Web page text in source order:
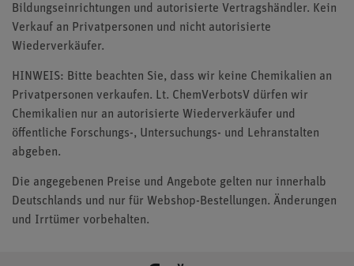
Bildungseinrichtungen und autorisierte Vertragshändler. Kein
Verkauf an Privatpersonen und nicht autorisierte
Wiederverkäufer.
HINWEIS: Bitte beachten Sie, dass wir keine Chemikalien an
Privatpersonen verkaufen. Lt. ChemVerbotsV dürfen wir
Chemikalien nur an autorisierte Wiederverkäufer und
öffentliche Forschungs-, Untersuchungs- und Lehranstalten
abgeben.
Die angegebenen Preise und Angebote gelten nur innerhalb
Deutschlands und nur für Webshop-Bestellungen. Änderungen
und Irrtümer vorbehalten.